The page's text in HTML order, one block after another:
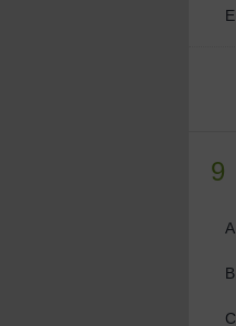
E.
9
A.
B.
C.